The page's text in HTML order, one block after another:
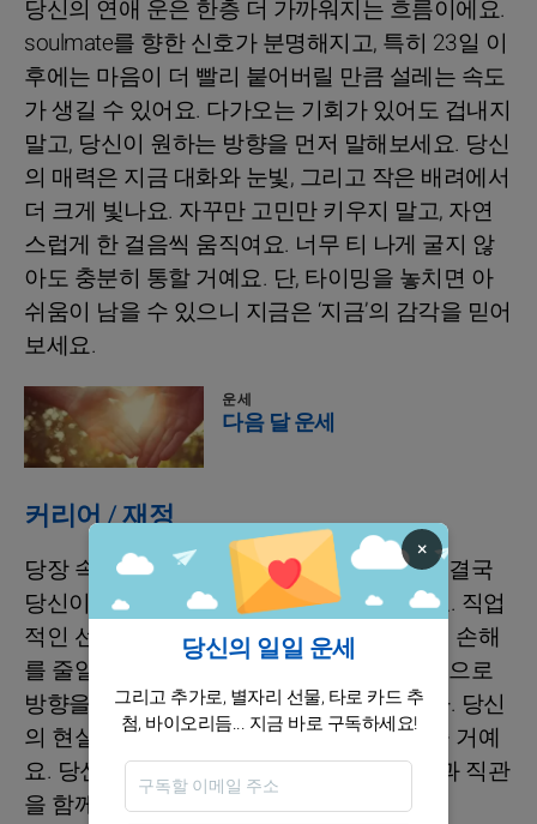
당신의 연애 운은 한층 더 가까워지는 흐름이에요.
soulmate를 향한 신호가 분명해지고, 특히 23일 이
후에는 마음이 더 빨리 붙어버릴 만큼 설레는 속도
가 생길 수 있어요. 다가오는 기회가 있어도 겁내지
말고, 당신이 원하는 방향을 먼저 말해보세요. 당신
의 매력은 지금 대화와 눈빛, 그리고 작은 배려에서
더 크게 빛나요. 자꾸만 고민만 키우지 말고, 자연
스럽게 한 걸음씩 움직여요. 너무 티 나게 굴지 않
아도 충분히 통할 거예요. 단, 타이밍을 놓치면 아
쉬움이 남을 수 있으니 지금은 ‘지금’의 감각을 믿어
보세요.
운세
다음 달 운세
커리어 / 재정
당장 속도가 붙는 날도 있긴 하지만, 이 운은 결국
당신이 선택을 어떻게 잡느냐에 달려 있어요. 직업
적인 선택에서 비용과 리스크를 잘 따져보면 손해
를 줄일 수 있어요. 동요하지 말고, 유리한 쪽으로
방향을 옮기면 기회가 더 빠르게 따라옵니다. 당신
의 현실적인 감각이 돈의 흐름을 안정시켜줄 거예
요. 당신은 지금 감정에 휘둘리기보다, 계산과 직관
을 함께 쓰면 더 좋은 결과를 얻을 수 있어요.
×
당신의 일일 운세
그리고 추가로, 별자리 선물, 타로 카드 추
첨, 바이오리듬... 지금 바로 구독하세요!